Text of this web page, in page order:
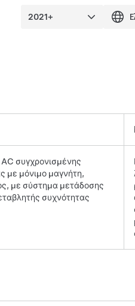
AC συγχρονισμένης
με μόνιμο μαγνήτη,
με σύστημα μετάδοσης
συχνότητας